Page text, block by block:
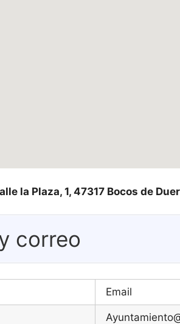
la Plaza, 1, 47317 Bocos de
correo
Email